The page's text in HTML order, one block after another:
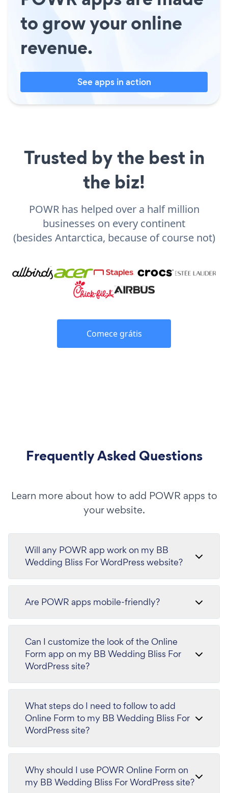
to grow your online
revenue.
See apps in action
Trusted by the best in
the biz!
POWR has helped over a half million
businesses on every continent
(besides Antarctica, because of course not)
Comece grátis
Frequently Asked Questions
Learn more about how to add POWR apps to
your website.
Will any POWR app work on my BB
Wedding Bliss For WordPress website?
Are POWR apps mobile-friendly?
Can I customize the look of the Online
Form app on my BB Wedding Bliss For
WordPress site?
What steps do I need to follow to add
Online Form to my BB Wedding Bliss For
WordPress site?
Why should I use POWR Online Form on
my BB Wedding Bliss For WordPress site?